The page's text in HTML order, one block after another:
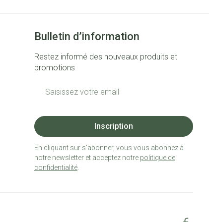
Bulletin d’information
Restez informé des nouveaux produits et
promotions
Inscription
En cliquant sur s'abonner, vous vous abonnez à
notre newsletter et acceptez notre politique de
confidentialité